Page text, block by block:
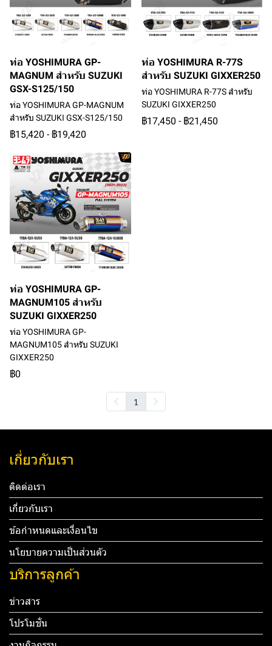
ท่อ YOSHIMURA GP-
MAGNUM สำหรับ SUZUKI
GSX-S125/150
ท่อ YOSHIMURA GP-MAGNUM
สำหรับ SUZUKI GSX-S125/150
฿15,420 - ฿19,420
ท่อ YOSHIMURA R-77S
สำหรับ SUZUKI GIXXER250
ท่อ YOSHIMURA R-77S สำหรับ
SUZUKI GIXXER250
฿17,450 - ฿21,450
ท่อ YOSHIMURA GP-
MAGNUM105 สำหรับ
SUZUKI GIXXER250
ท่อ YOSHIMURA GP-
MAGNUM105 สำหรับ SUZUKI
GIXXER250
฿0
1
เกี่ยวกับเรา
ติดต่อเรา
เกี่ยวกับเรา
ข้อกำหนดและเงื่อนไข
นโยบายความเป็นส่วนตัว
บริการลูกค้า
ข่าวสาร
โปรโมชั่น